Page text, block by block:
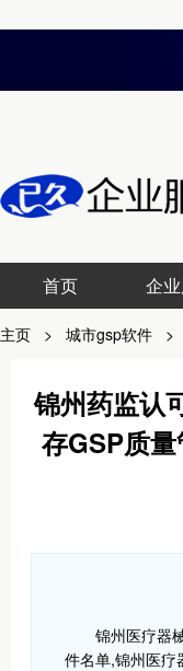
首页 企
主页 > 城市gsp软件 >
锦州药监认
存GSP质
锦州医疗器
件名单,锦州医疗